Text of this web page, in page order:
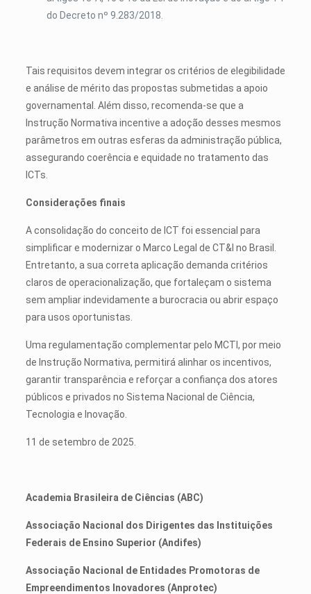
do Decreto nº 9.283/2018.
Tais requisitos devem integrar os critérios de elegibilidade
e análise de mérito das propostas submetidas a apoio
governamental. Além disso, recomenda-se que a
Instrução Normativa incentive a adoção desses mesmos
parâmetros em outras esferas da administração pública,
assegurando coerência e equidade no tratamento das
ICTs.
Considerações finais
A consolidação do conceito de ICT foi essencial para
simplificar e modernizar o Marco Legal de CT&I no Brasil.
Entretanto, a sua correta aplicação demanda critérios
claros de operacionalização, que fortaleçam o sistema
sem ampliar indevidamente a burocracia ou abrir espaço
para usos oportunistas.
Uma regulamentação complementar pelo MCTI, por meio
de Instrução Normativa, permitirá alinhar os incentivos,
garantir transparência e reforçar a confiança dos atores
públicos e privados no Sistema Nacional de Ciência,
Tecnologia e Inovação.
11 de setembro de 2025.
Academia Brasileira de Ciências (ABC)
Associação Nacional dos Dirigentes das Instituições
Federais de Ensino Superior (Andifes)
Associação Nacional de Entidades Promotoras de
Empreendimentos Inovadores (Anprotec)